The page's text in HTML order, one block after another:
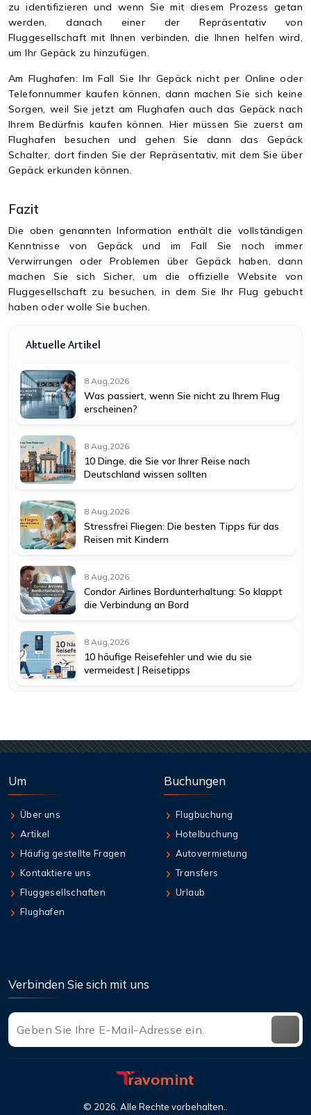
zu identifizieren und wenn Sie mit diesem Prozess getan
werden, danach einer der Repräsentativ von
Fluggesellschaft mit Ihnen verbinden, die Ihnen helfen wird,
um Ihr Gepäck zu hinzufügen.
Am Flughafen:Im Fall Sie Ihr Gepäck nicht per Online oder
Telefonnummer kaufen können, dann machen Sie sich keine
Sorgen, weil Sie jetzt am Flughafen auch das Gepäck nach
Ihrem Bedürfnis kaufen können. Hier müssen Sie zuerst am
Flughafen besuchen und gehen Sie dann das Gepäck
Schalter, dort finden Sie der Repräsentativ, mit dem Sie über
Gepäck erkunden können.
Fazit
Die oben genannten Information enthält die vollständigen
Kenntnisse von Gepäck und im Fall Sie noch immer
Verwirrungen oder Problemen über Gepäck haben, dann
machen Sie sich Sicher, um die offizielle Website von
Fluggesellschaft zu besuchen, in dem Sie Ihr Flug gebucht
haben oder wolle Sie buchen.
Aktuelle Artikel
8 Aug,2026
Was passiert, wenn Sie nicht zu Ihrem Flug
erscheinen?
8 Aug,2026
10 Dinge, die Sie vor Ihrer Reise nach
Deutschland wissen sollten
8 Aug,2026
Stressfrei Fliegen: Die besten Tipps für das
Reisen mit Kindern
8 Aug,2026
Condor Airlines Bordunterhaltung: So klappt
die Verbindung an Bord
8 Aug,2026
10 häufige Reisefehler und wie du sie
vermeidest | Reisetipps
Um
Über uns
Artikel
Häufig gestellte Fragen
Kontaktiere uns
Fluggesellschaften
Flughafen
Buchungen
Flugbuchung
Hotelbuchung
Autovermietung
Transfers
Urlaub
Verbinden Sie sich mit uns
© 2026 . Alle Rechte vorbehalten..